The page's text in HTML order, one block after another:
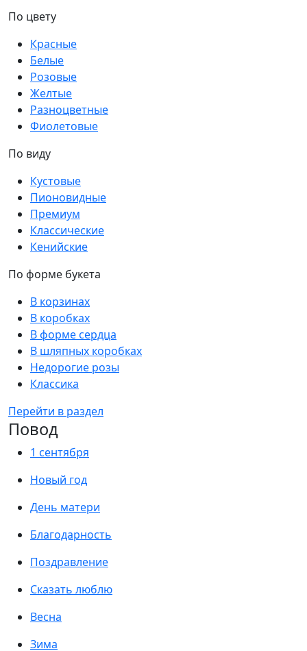
По цвету
Красные
Белые
Розовые
Желтые
Разноцветные
Фиолетовые
По виду
Кустовые
Пионовидные
Премиум
Классические
Кенийские
По форме букета
В корзинах
В коробках
В форме сердца
В шляпных коробках
Недорогие розы
Классика
Перейти в раздел
Повод
1 сентября
Новый год
День матери
Благодарность
Поздравление
Сказать люблю
Весна
Зима